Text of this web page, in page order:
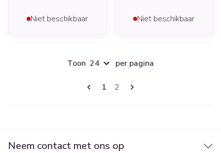
Niet beschikbaar Niet beschikbaar
Pagina's
U lees momenteel pagina
1 Pagina
2
Toon per pagina
Neem contact met ons op